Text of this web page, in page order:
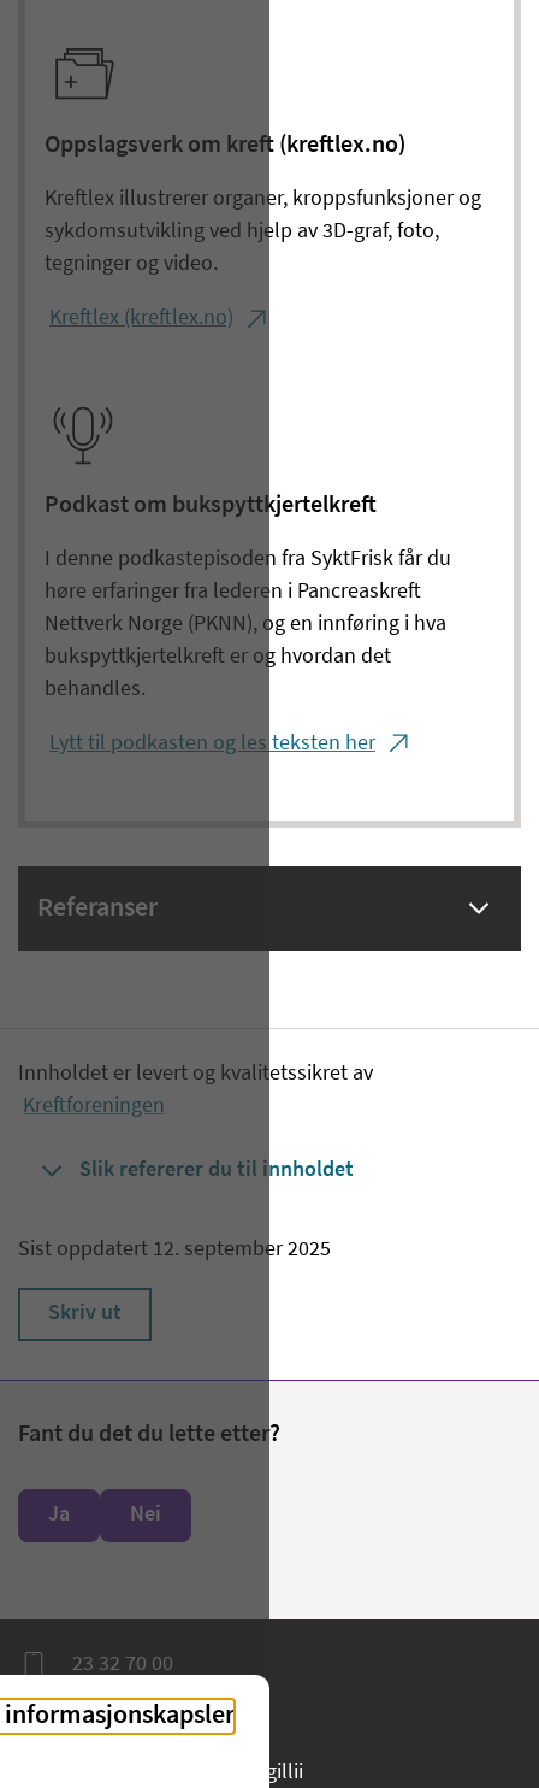
Oppslagsverk om kreft (kreftlex.no)
Kreftlex illustrerer organer, kroppsfunksjoner og
sykdomsutvikling ved hjelp av 3D-graf, foto,
tegninger og video.
Kreftlex (kreftlex.no)
Podkast om bukspyttkjertelkreft
I denne podkastepisoden fra SyktFrisk får du
høre erfaringer fra lederen i Pancreaskreft
Nettverk Norge (PKNN), og en innføring i hva
bukspyttkjertelkreft er og hvordan det
behandles.
Lytt til podkasten og les teksten her
Referanser
Innholdet er levert og kvalitetssikret av
Kreftforeningen
Slik refererer du til innholdet
Sist oppdatert 12. september 2025
Skriv ut
Fant du det du lette etter?
Ja Nei